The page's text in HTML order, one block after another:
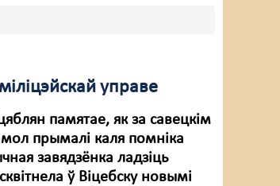
управе
памятае, як за савецкім
прымалі каля помніка
завядзёнка ладзіць
ў Віцебску новымі